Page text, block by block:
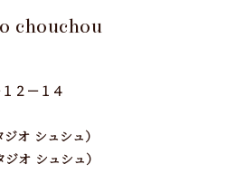
chouchou
２－１４
オ シュシュ）
オ シュシュ）